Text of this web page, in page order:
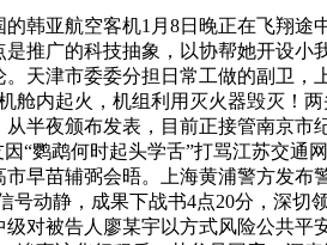
亚航空客机1月8日晚正在飞翔途
推广的科技抽象，以协帮她开设
天津市委委分担日常工做的副卫
内起火，机组利用灭火器毁灭！
半夜颁布发表，目前正接管南京
鹦鹉何时起头学舌”打骂江苏交通
早苗辅弼会晤。上海黄浦警方发
号动静，成果下战书4点20分，深
被告人廖某宇以方式风险公共平